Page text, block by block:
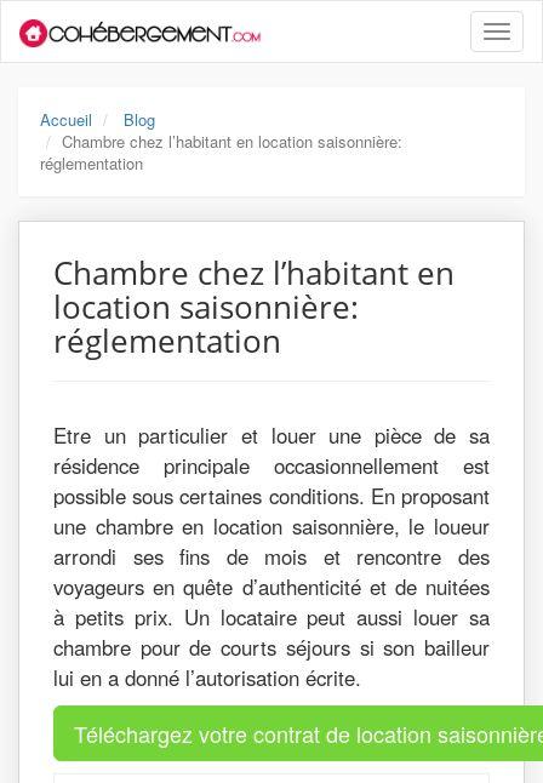
Toggle
Accueil
Blog
Chambre chez l’habitant en location saisonnière:
réglementation
Chambre chez l’habitant en
location saisonnière:
réglementation
Etre un particulier et louer une pièce de sa
résidence principale occasionnellement est
possible sous certaines conditions. En proposant
une chambre en location saisonnière, le loueur
arrondi ses fins de mois et rencontre des
voyageurs en quête d’authenticité et de nuitées
à petits prix. Un locataire peut aussi louer sa
chambre pour de courts séjours si son bailleur
lui en a donné l’autorisation écrite.
Téléchargez votre contrat de location